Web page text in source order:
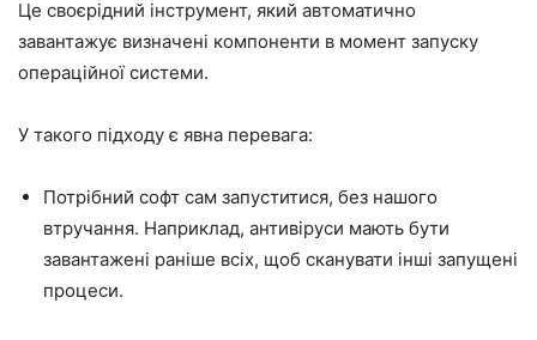
Це своєрідний інструмент, який автоматично
завантажує визначені компоненти в момент запуску
операційної системи.
У такого підходу є явна перевага:
Потрібний софт сам запуститися, без нашого
втручання. Наприклад, антивіруси мають бути
завантажені раніше всіх, щоб сканувати інші запущені
процеси.